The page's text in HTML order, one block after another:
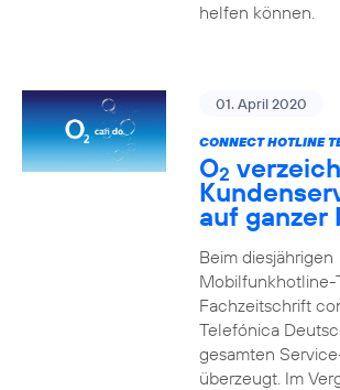
helfen können.
01. April 2020
CONNECT HOTLINE
O2
auf ganzer
Beim diesjährigen
Mobilfunkhotline-
Fachzeitschrift
Telefónica
gesamten
überzeugt. Im